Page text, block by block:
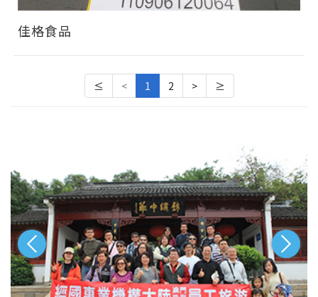
佳格食品
≤ < 1 2 > ≥
‹ ›